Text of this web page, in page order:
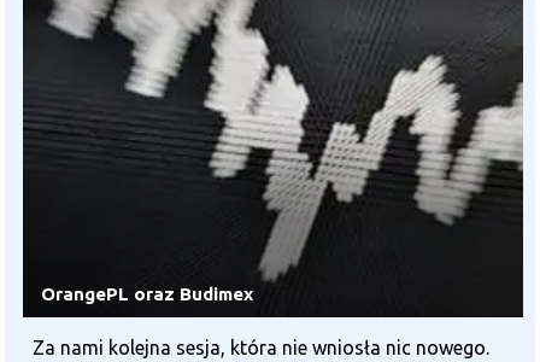
OrangePL oraz Budimex
Za nami kolejna sesja, która nie wniosła nic nowego.